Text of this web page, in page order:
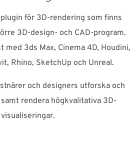
plugin för 3D-rendering som finns
3D-design- och CAD-program.
med 3ds Max, Cinema 4D, Houdini,
Rhino, SketchUp och Unreal.
och designers utforska och
rendera högkvalitativa 3D-
visualiseringar.